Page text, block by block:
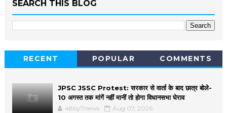
SEARCH THIS BLOG
RECENT POPULAR COMMENTS
JPSC JSSC Protest: सरकार से वार्ता के बाद छात्र बोले-
10 अगस्त तक मांगें नहीं मानीं तो होगा विधानसभा घेराव
48by7news Aug 07, 2026